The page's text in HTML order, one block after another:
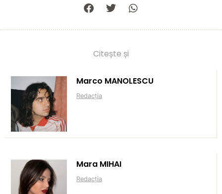
Citește și
Marco MANOLESCU
Redacția
Mara MIHAI
Redacția